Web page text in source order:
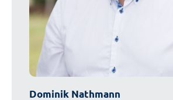
Dominik Nathmann